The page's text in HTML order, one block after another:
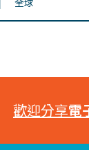
歡迎分享電